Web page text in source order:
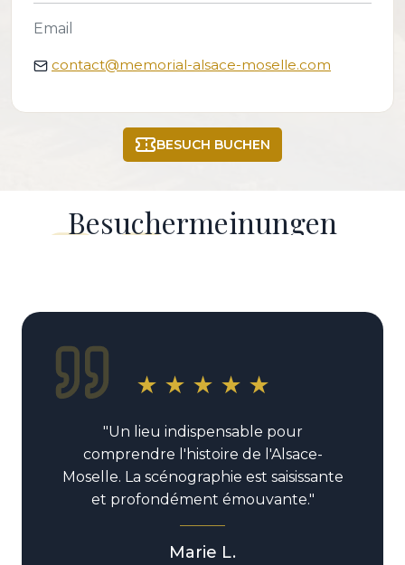
Email
contact@memorial-alsace-moselle.com
BESUCH BUCHEN
Besuchermeinungen
★ ★ ★ ★ ★
"Un lieu indispensable pour
comprendre l'histoire de l'Alsace-
Moselle. La scénographie est saisissante
et profondément émouvante."
Marie L.